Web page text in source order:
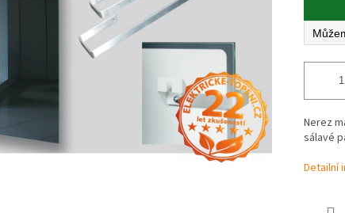
Nerez
sálavé
Detailní